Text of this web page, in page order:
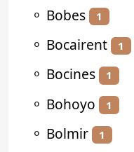
⚬ Bobes 1
⚬ Bocairent 1
⚬ Bocines 1
⚬ Bohoyo 1
⚬ Bolmir 1